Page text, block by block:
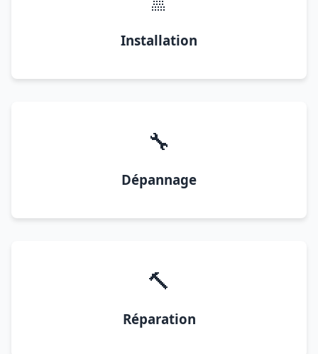
Installation
🔧
Dépannage
🔨
Réparation